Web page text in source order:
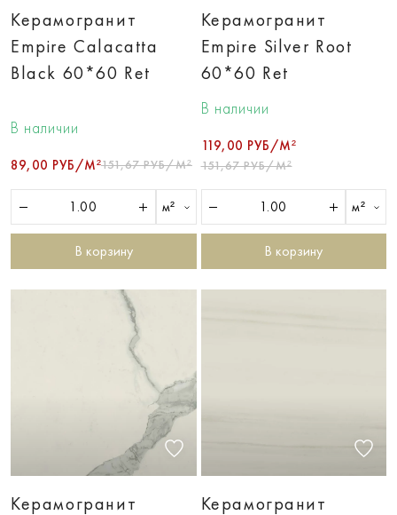
Керамогранит
Empire Calacatta
Black 60*60 Ret
В наличии
89,00 РУБ/М²151,67 РУБ/М²
м²
В корзину
Керамогранит
Empire Silver Root
60*60 Ret
В наличии
119,00 РУБ/М²
151,67 РУБ/М²
м²
В корзину
Керамогранит
Керамогранит